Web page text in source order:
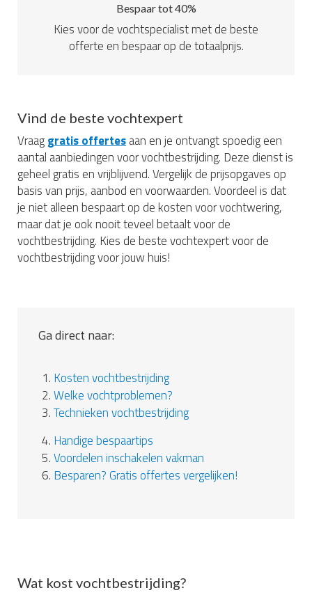
Bespaar tot 40%
Kies voor de vochtspecialist met de beste
offerte en bespaar op de totaalprijs.
Vind de beste vochtexpert
Vraaggratis offertesaan en je ontvangt spoedig een
aantal aanbiedingen voor vochtbestrijding. Deze dienst is
geheel gratis en vrijblijvend. Vergelijk de prijsopgaves op
basis van prijs, aanbod en voorwaarden. Voordeel is dat
je niet alleen bespaart op de kosten voor vochtwering,
maar dat je ook nooit teveel betaalt voor de
vochtbestrijding. Kies de beste vochtexpert voor de
vochtbestrijding voor jouw huis!
Ga direct naar:
1. Kosten vochtbestrijding
2.Welke vochtproblemen?
3.Technieken vochtbestrijding
4. Handige bespaartips
5.Voordelen inschakelen vakman
6. Besparen? Gratis offertes vergelijken!
Wat kost vochtbestrijding?